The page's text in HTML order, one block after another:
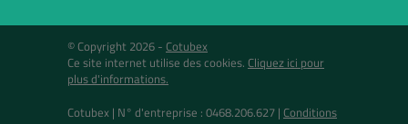
© Copyright 2026 - Cotubex
Ce site internet utilise des cookies. Cliquez ici pour
plus d'informations.
Cotubex | N° d'entreprise : 0468.206.627 | Conditions